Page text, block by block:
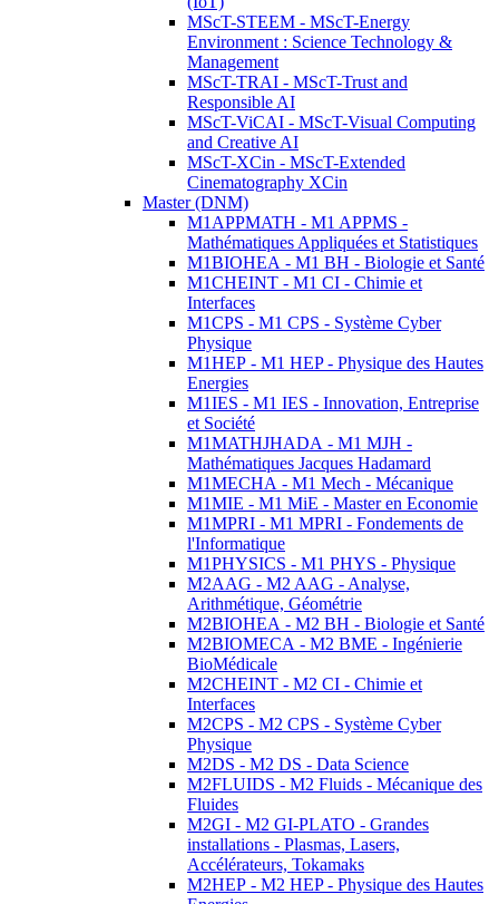
MScT-STEEM - MScT-Energy
Environment : Science Technology &
Management
MScT-TRAI - MScT-Trust and
Responsible AI
MScT-ViCAI - MScT-Visual Computing
and Creative AI
MScT-XCin - MScT-Extended
Cinematography XCin
Master (DNM)
M1APPMATH - M1 APPMS -
Mathématiques Appliquées et Statistiques
M1BIOHEA - M1 BH - Biologie et Santé
M1CHEINT - M1 CI - Chimie et
Interfaces
M1CPS - M1 CPS - Système Cyber
Physique
M1HEP - M1 HEP - Physique des Hautes
Energies
M1IES - M1 IES - Innovation, Entreprise
et Société
M1MATHJHADA - M1 MJH -
Mathématiques Jacques Hadamard
M1MECHA - M1 Mech - Mécanique
M1MIE - M1 MiE - Master en Economie
M1MPRI - M1 MPRI - Fondements de
l'Informatique
M1PHYSICS - M1 PHYS - Physique
M2AAG - M2 AAG - Analyse,
Arithmétique, Géométrie
M2BIOHEA - M2 BH - Biologie et Santé
M2BIOMECA - M2 BME - Ingénierie
BioMédicale
M2CHEINT - M2 CI - Chimie et
Interfaces
M2CPS - M2 CPS - Système Cyber
Physique
M2DS - M2 DS - Data Science
M2FLUIDS - M2 Fluids - Mécanique des
Fluides
M2GI - M2 GI-PLATO - Grandes
installations - Plasmas, Lasers,
Accélérateurs, Tokamaks
M2HEP - M2 HEP - Physique des Hautes